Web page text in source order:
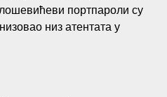
портпароли су
низ атентата у